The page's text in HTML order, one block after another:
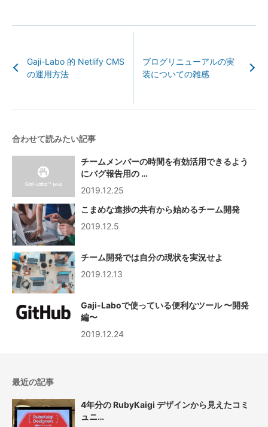
Gaji-Labo 的 Netlify CMS
の運用方法
ブログリニューアルの実
装についての雑感
合わせて読みたい記事
チームメンバーの時間を有効活用できるよう
にバグ報告用の …
2019.12.25
こまめな進捗の共有から始めるチーム開発
2019.12.5
チーム開発では自分の現状を実況せよ
2019.12.13
Gaji-Laboで使っている便利なツール 〜開発
編〜
2019.12.24
最近の記事
4年分の RubyKaigi デザインから見えたコミ
ュニ…